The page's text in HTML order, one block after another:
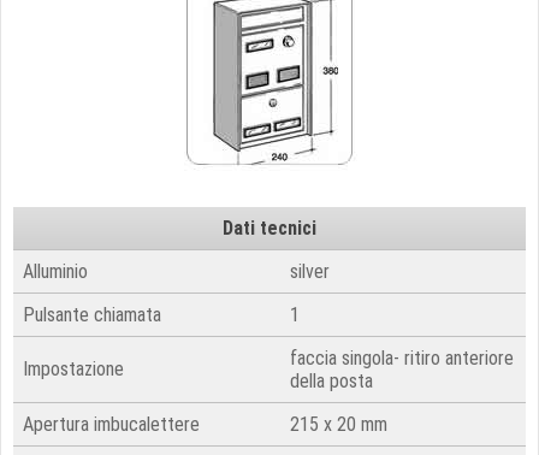
Dati tecnici
Alluminio
silver
Pulsante chiamata
1
Impostazione
faccia singola- ritiro anteriore
della posta
Apertura imbucalettere
215 x 20 mm